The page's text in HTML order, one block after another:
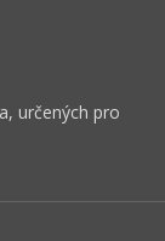
určených pro